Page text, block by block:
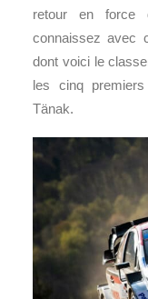
retour en force
connaissez avec
dont voici le
les cinq
Tänak.